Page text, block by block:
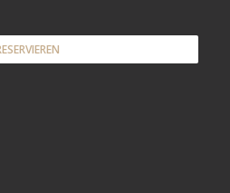
Fenster))